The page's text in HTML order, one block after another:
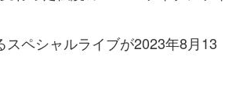
スペシャルライブが2023年8月13